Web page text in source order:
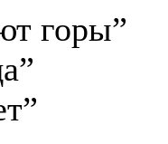
горы”